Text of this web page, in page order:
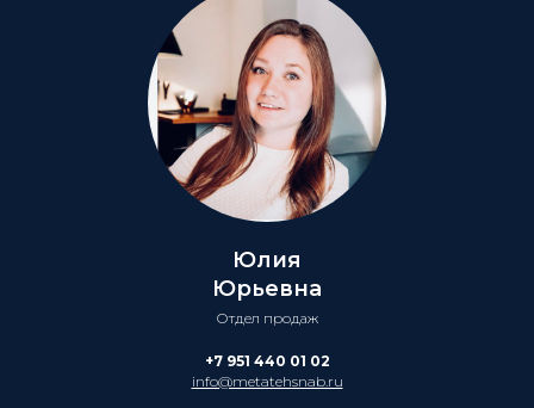
Юлия
Юрьевна
Отдел продаж
+7 951 440 01 02
info@metatehsnab.ru